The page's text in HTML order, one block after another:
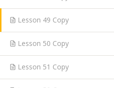
Lesson 49 Copy
Lesson 50 Copy
Lesson 51 Copy
coachings ciblés, une
des prestations de